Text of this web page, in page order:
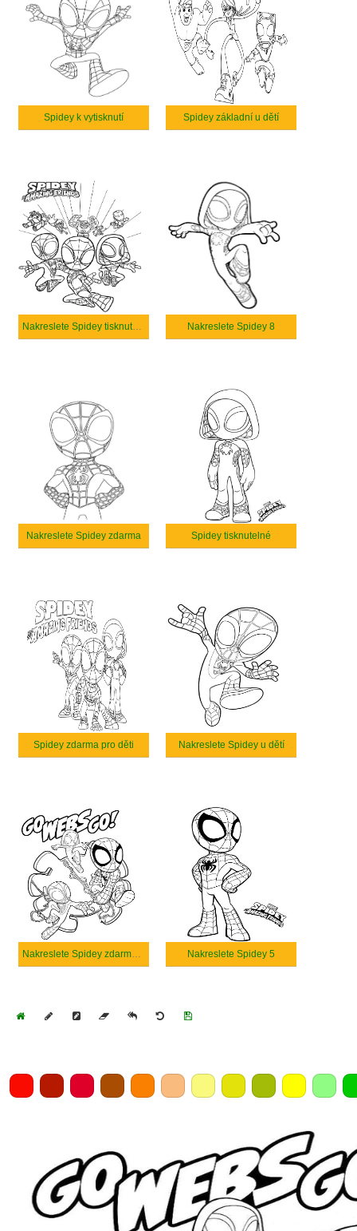
Spidey k vytisknutí Spidey základní u dětí
Nakreslete Spidey tisknutelné Nakreslete Spidey 8
Nakreslete Spidey zdarma Spidey tisknutelné
Spidey zdarma pro děti Nakreslete Spidey u dětí
Nakreslete Spidey zdarma prostý Nakreslete Spidey 5